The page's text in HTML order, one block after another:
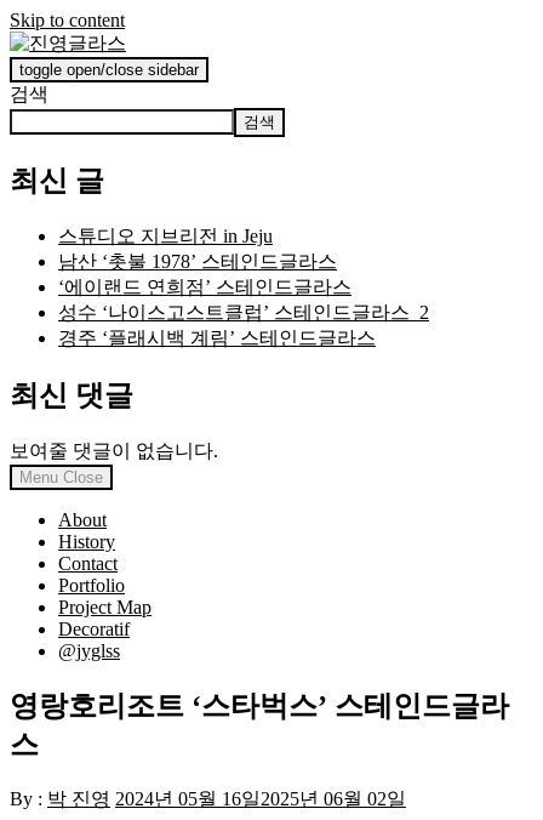
Skip to content
진영글라스
toggle open/close sidebar
검색
검색
최신 글
스튜디오 지브리전 in Jeju
남산 ‘촛불 1978’ 스테인드글라스
‘에이랜드 연희점’ 스테인드글라스
성수 ‘나이스고스트클럽’ 스테인드글라스_2
경주 ‘플래시백 계림’ 스테인드글라스
최신 댓글
보여줄 댓글이 없습니다.
Menu Close
About
History
Contact
Portfolio
Project Map
Decoratif
@jyglss
영랑호리조트 ‘스타벅스’ 스테인드글라
스
By : 박 진영 2024년 05월 16일2025년 06월 02일